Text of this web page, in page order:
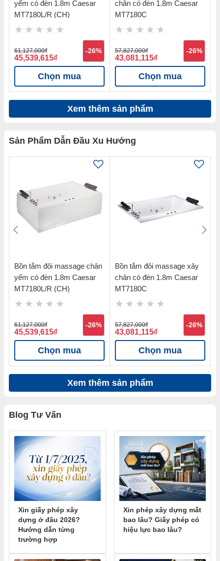
yếm có đèn 1.8m Caesar
MT7180L/R (CH)
61,127,000đ
45,539,615đ
-26%
Chọn mua
chân có đèn 1.8m Caesar
MT7180C
57,827,000đ
43,081,115đ
-26%
Chọn mua
Xem thêm sản phẩm
Sản Phẩm Dẫn Đầu Xu Hướng
Bồn tắm đôi massage chân
yếm có đèn 1.8m Caesar
MT7180L/R (CH)
61,127,000đ
45,539,615đ
-26%
Chọn mua
Bồn tắm đôi massage xây
chân có đèn 1.8m Caesar
MT7180C
57,827,000đ
43,081,115đ
-26%
Chọn mua
Xem thêm sản phẩm
Blog Tư Vấn
Xin giấy phép xây
dựng ở đâu 2026?
Hướng dẫn từng
trường hợp
Xin phép xây dựng mất
bao lâu? Giấy phép có
hiệu lực bao lâu?